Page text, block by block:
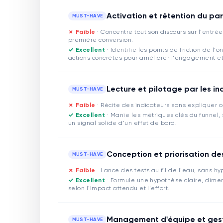
MUST-HAVE Activation et rétention du
✗ Faible ·Concentre tout son discours sur
première conversion.
✓ Excellent · Identifie les points de friction de
actions concrètes pour améliorer l'engagement
MUST-HAVE Lecture et pilotage par les
✗ Faible · Récite des indicateurs sans expliquer
✓ Excellent · Manie les métriques clés du
un signal solide d'un effet de bord.
MUST-HAVE Conception et priorisation
✗ Faible · Lance des tests au fil de l'eau, sans
✓ Excellent · Formule une hypothèse claire,
selon l'impact attendu et l'effort.
MUST-HAVE Management d'équipe et